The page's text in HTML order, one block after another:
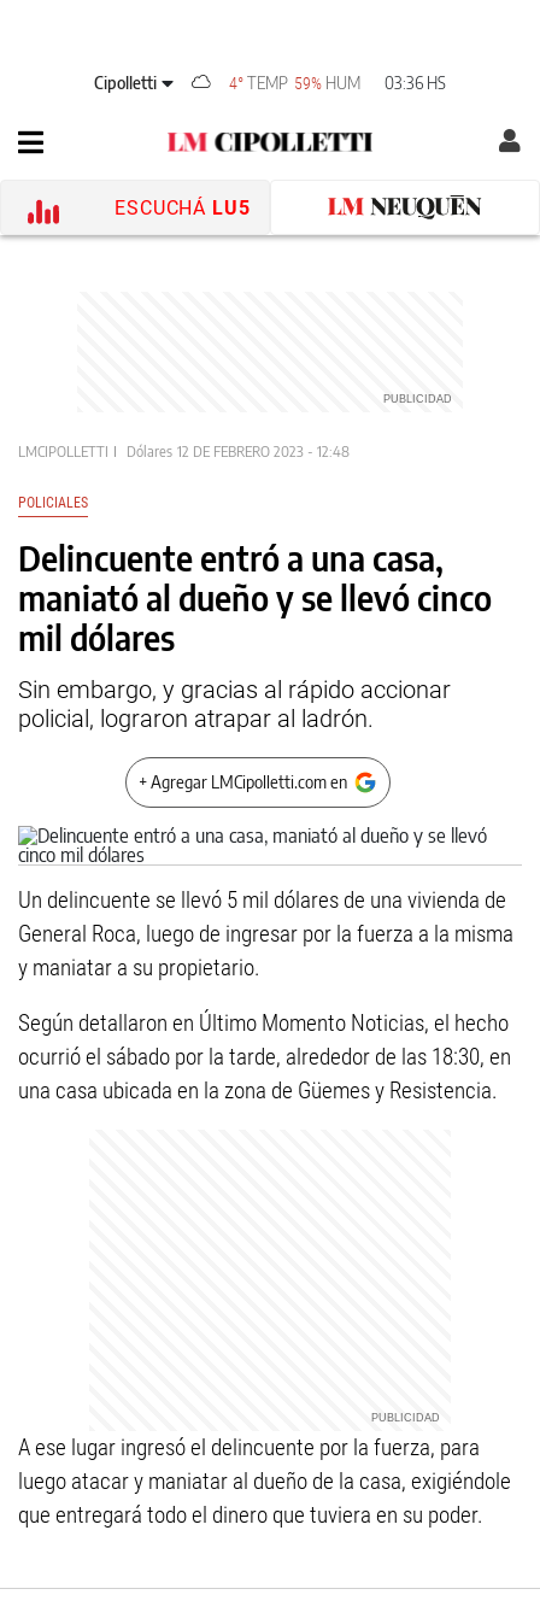
Cipolletti 4°TEMP 59% HUM 03:36 HS
ESCUCHÁ LU5
LMCIPOLLETTI Dólares 12 DE FEBRERO 2023 - 12:48
POLICIALES
Delincuente entró a una casa,
maniató al dueño y se llevó cinco
mil dólares
Sin embargo, y gracias al rápido accionar
policial, lograron atrapar al ladrón.
+ Agregar LMCipolletti.com en
Un delincuente se llevó 5 mil dólares de una vivienda de
General Roca, luego de ingresar por la fuerza a la misma
y maniatar a su propietario.
Según detallaron en Último Momento Noticias, el hecho
ocurrió el sábado por la tarde, alrededor de las 18:30, en
una casa ubicada en la zona de Güemes y Resistencia.
A ese lugar ingresó el delincuente por la fuerza, para
luego atacar y maniatar al dueño de la casa, exigiéndole
que entregará todo el dinero que tuviera en su poder.